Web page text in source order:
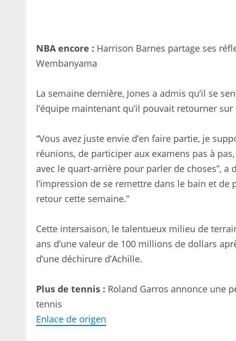
NBA encore : Harrison Barnes partage ses
Wembanyama
La semaine dernière, Jones a admis qu’il se
l’équipe maintenant qu’il pouvait retourner
“Vous avez juste envie d’en faire partie, je
réunions, de participer aux examens pas à
avec le quart-arrière pour parler de choses”, a
l’impression de se remettre dans le bain et de
retour cette semaine.”
Cette intersaison, le talentueux milieu de
ans d’une valeur de 100 millions de dollars
d’une déchirure d’Achille.
Plus de tennis : Roland Garros annonce une
tennis
Enlace de origen